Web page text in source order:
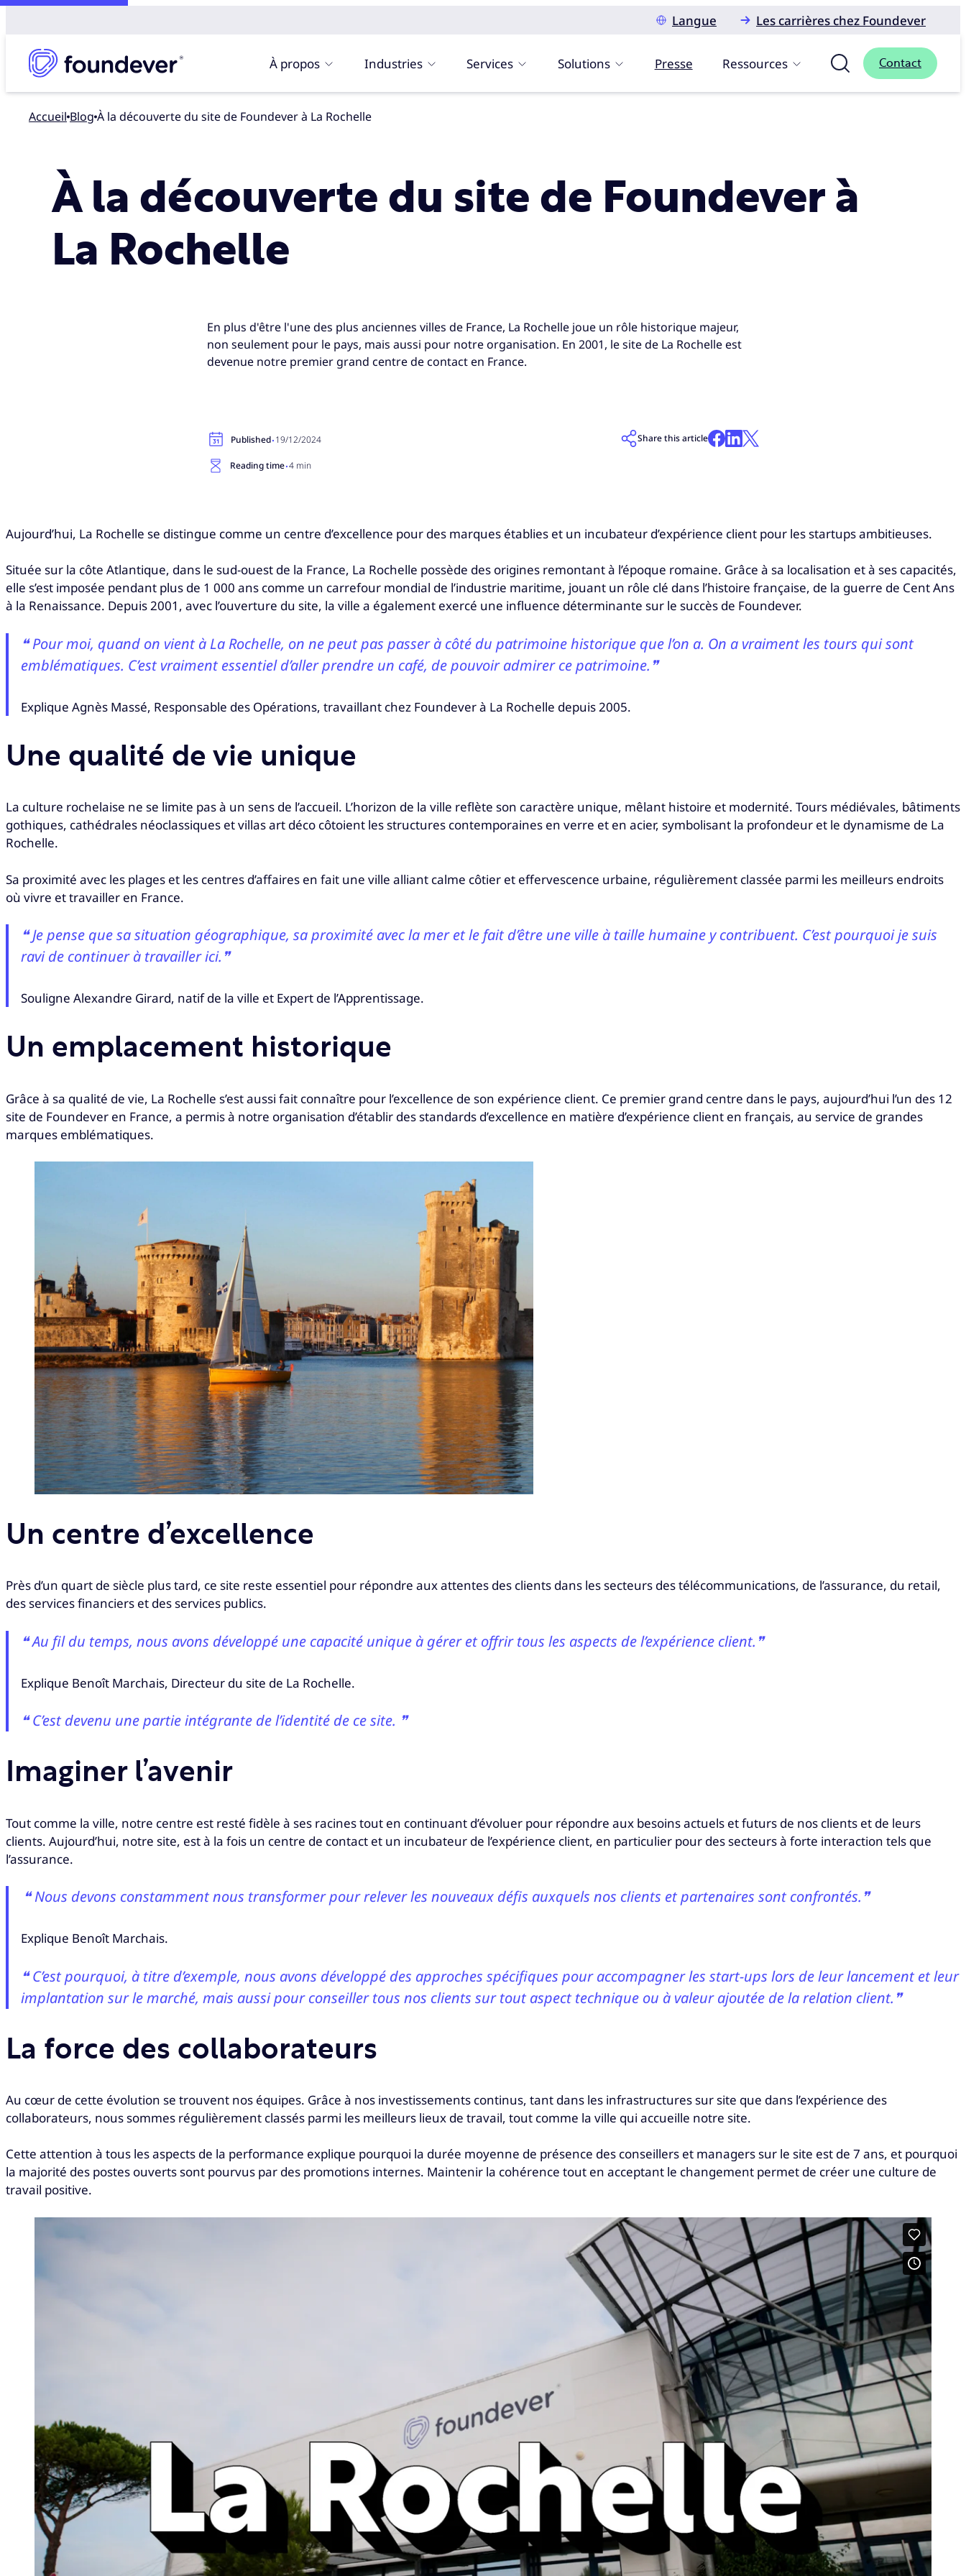
Langue
Les carrières chez Foundever
À propos Industries Services Solutions Presse Ressources Contact
Accueil blog À la découverte du site de Foundever à La Rochelle
À la découverte du site de Foundever à
La Rochelle
En plus d'être l'une des plus anciennes villes de France, La Rochelle joue un rôle historique majeur,
non seulement pour le pays, mais aussi pour notre organisation. En 2001, le site de La Rochelle est
devenue notre premier grand centre de contact en France.
Published·19/12/2024
Reading time·4 min
Share this article
Aujourd’hui, La Rochelle se distingue comme un centre d’excellence pour des marques établies et un incubateur d’expérience client pour les startups ambitieuses.
Située sur la côte Atlantique, dans le sud-ouest de la France, La Rochelle possède des origines remontant à l’époque romaine. Grâce à sa localisation et à ses capacités,
elle s’est imposée pendant plus de 1 000 ans comme un carrefour mondial de l’industrie maritime, jouant un rôle clé dans l’histoire française, de la guerre de Cent Ans
à la Renaissance. Depuis 2001, avec l’ouverture du site, la ville a également exercé une influence déterminante sur le succès de Foundever.
❝ Pour moi, quand on vient à La Rochelle, on ne peut pas passer à côté du patrimoine historique que l’on a. On a vraiment les tours qui sont
emblématiques. C’est vraiment essentiel d’aller prendre un café, de pouvoir admirer ce patrimoine.❞
Explique Agnès Massé, Responsable des Opérations, travaillant chez Foundever à La Rochelle depuis 2005.
Une qualité de vie unique
La culture rochelaise ne se limite pas à un sens de l’accueil. L’horizon de la ville reflète son caractère unique, mêlant histoire et modernité. Tours médiévales, bâtiments
gothiques, cathédrales néoclassiques et villas art déco côtoient les structures contemporaines en verre et en acier, symbolisant la profondeur et le dynamisme de La
Rochelle.
Sa proximité avec les plages et les centres d’affaires en fait une ville alliant calme côtier et effervescence urbaine, régulièrement classée parmi les meilleurs endroits
où vivre et travailler en France.
❝ Je pense que sa situation géographique, sa proximité avec la mer et le fait d’être une ville à taille humaine y contribuent. C’est pourquoi je suis
ravi de continuer à travailler ici.❞
Souligne Alexandre Girard, natif de la ville et Expert de l’Apprentissage.
Un emplacement historique
Grâce à sa qualité de vie, La Rochelle s’est aussi fait connaître pour l’excellence de son expérience client. Ce premier grand centre dans le pays, aujourd’hui l’un des 12
site de Foundever en France, a permis à notre organisation d’établir des standards d’excellence en matière d’expérience client en français, au service de grandes
marques emblématiques.
Un centre d’excellence
Près d’un quart de siècle plus tard, ce site reste essentiel pour répondre aux attentes des clients dans les secteurs des télécommunications, de l’assurance, du retail,
des services financiers et des services publics.
❝ Au fil du temps, nous avons développé une capacité unique à gérer et offrir tous les aspects de l’expérience client.❞
Explique Benoît Marchais, Directeur du site de La Rochelle.
❝ C’est devenu une partie intégrante de l’identité de ce site. ❞
Imaginer l’avenir
Tout comme la ville, notre centre est resté fidèle à ses racines tout en continuant d’évoluer pour répondre aux besoins actuels et futurs de nos clients et de leurs
clients. Aujourd’hui, notre site, est à la fois un centre de contact et un incubateur de l’expérience client, en particulier pour des secteurs à forte interaction tels que
l’assurance.
❝ Nous devons constamment nous transformer pour relever les nouveaux défis auxquels nos clients et partenaires sont confrontés.❞
Explique Benoît Marchais.
❝ C’est pourquoi, à titre d’exemple, nous avons développé des approches spécifiques pour accompagner les start-ups lors de leur lancement et leur
implantation sur le marché, mais aussi pour conseiller tous nos clients sur tout aspect technique ou à valeur ajoutée de la relation client.❞
La force des collaborateurs
Au cœur de cette évolution se trouvent nos équipes. Grâce à nos investissements continus, tant dans les infrastructures sur site que dans l’expérience des
collaborateurs, nous sommes régulièrement classés parmi les meilleurs lieux de travail, tout comme la ville qui accueille notre site.
Cette attention à tous les aspects de la performance explique pourquoi la durée moyenne de présence des conseillers et managers sur le site est de 7 ans, et pourquoi
la majorité des postes ouverts sont pourvus par des promotions internes. Maintenir la cohérence tout en acceptant le changement permet de créer une culture de
travail positive.